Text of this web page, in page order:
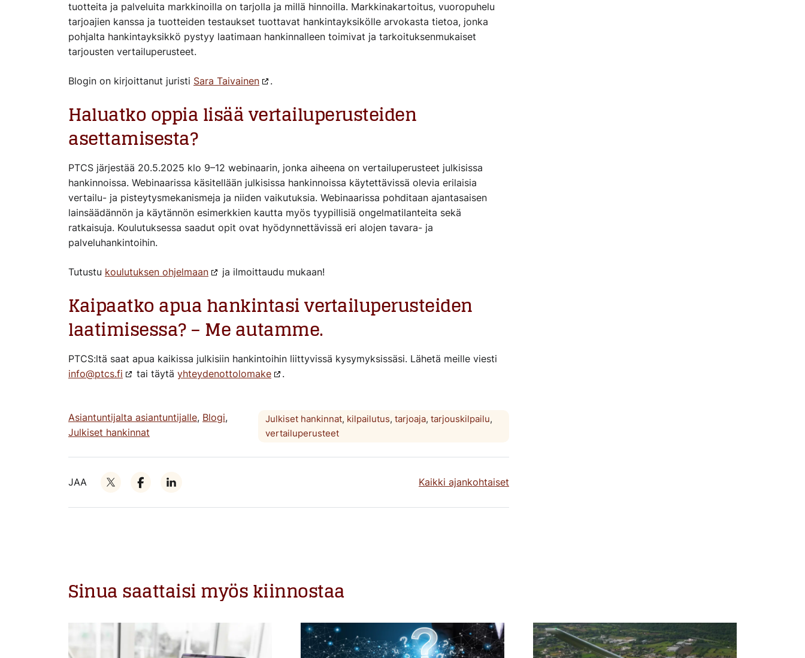
tuotteita ja palveluita markkinoilla on tarjolla ja millä hinnoilla. Markkinakartoitus, vuoropuhelu
tarjoajien kanssa ja tuotteiden testaukset tuottavat hankintayksikölle arvokasta tietoa, jonka
pohjalta hankintayksikkö pystyy laatimaan hankinnalleen toimivat ja tarkoituksenmukaiset
tarjousten vertailuperusteet.
Blogin on kirjoittanut juristi Sara Taivainen .
Haluatko oppia lisää vertailuperusteiden
asettamisesta?
PTCS järjestää 20.5.2025 klo 9–12 webinaarin, jonka aiheena on vertailuperusteet julkisissa
hankinnoissa. Webinaarissa käsitellään julkisissa hankinnoissa käytettävissä olevia erilaisia
vertailu- ja pisteytysmekanismeja ja niiden vaikutuksia. Webinaarissa pohditaan ajantasaisen
lainsäädännön ja käytännön esimerkkien kautta myös tyypillisiä ongelmatilanteita sekä
ratkaisuja. Koulutuksessa saadut opit ovat hyödynnettävissä eri alojen tavara- ja
palveluhankintoihin.
Tutustu koulutuksen ohjelmaan ja ilmoittaudu mukaan!
Kaipaatko apua hankintasi vertailuperusteiden
laatimisessa? – Me autamme.
PTCS:ltä saat apua kaikissa julkisiin hankintoihin liittyvissä kysymyksissäsi. Lähetä meille viesti
info@ptcs.fi
tai täytä yhteydenottolomake .
Asiantuntijalta asiantuntijalle, Blogi,
Julkiset hankinnat
Julkiset hankinnat, kilpailutus,tarjoaja,tarjouskilpailu,
vertailuperusteet
JAA Kaikki ajankohtaiset
Sinua saattaisi myös kiinnostaa